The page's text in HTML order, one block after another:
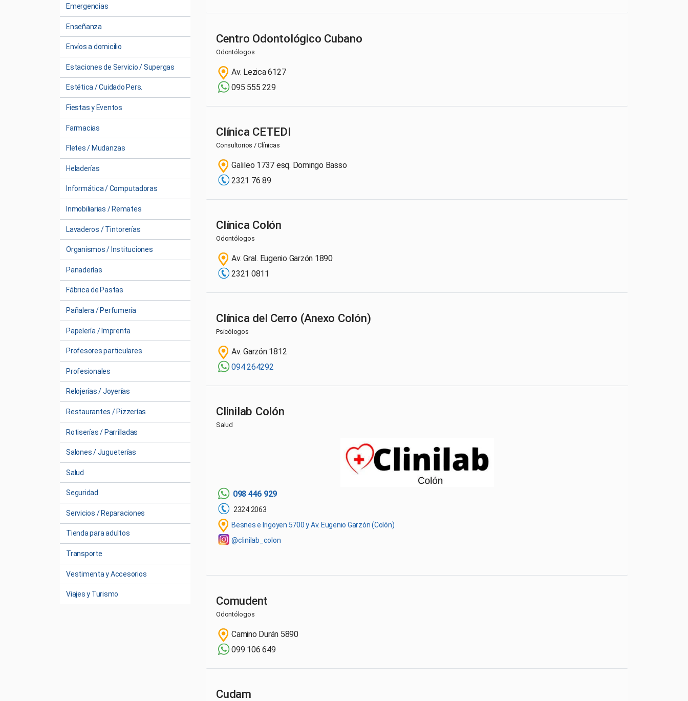
Emergencias
Enseñanza
Envíos a domicilio
Estaciones de Servicio / Supergas
Estética / Cuidado Pers.
Fiestas y Eventos
Farmacias
Fletes / Mudanzas
Heladerías
Informática / Computadoras
Inmobiliarias / Remates
Lavaderos / Tintorerías
Organismos / Instituciones
Panaderías
Fábrica de Pastas
Pañalera / Perfumería
Papelería / Imprenta
Profesores particulares
Profesionales
Relojerías / Joyerías
Restaurantes / Pizzerías
Rotiserías / Parrilladas
Salones / Jugueterías
Salud
Seguridad
Servicios / Reparaciones
Tienda para adultos
Transporte
Vestimenta y Accesorios
Viajes y Turismo
Centro Odontológico Cubano
Odontólogos
Av. Lezica 6127
095 555 229
Clínica CETEDI
Consultorios / Clínicas
Galileo 1737 esq. Domingo Basso
2321 76 89
Clínica Colón
Odontólogos
Av. Gral. Eugenio Garzón 1890
2321 0811
Clínica del Cerro (Anexo Colón)
Psicólogos
Av. Garzón 1812
094 264292
Clinilab Colón
Salud
098 446 929
2324 2063
Besnes e Irigoyen 5700 y Av. Eugenio Garzón (Colón)
@clinilab_colon
Comudent
Odontólogos
Camino Durán 5890
099 106 649
Cudam